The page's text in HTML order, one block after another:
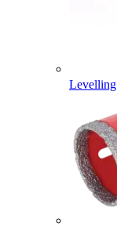
Levelling